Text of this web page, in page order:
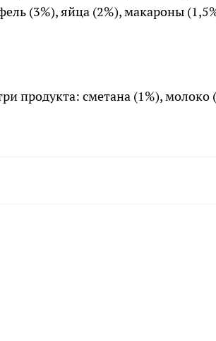
(3%), яйца (2%), макароны
продукта: сметана (1%), молоко